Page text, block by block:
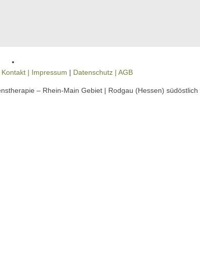
Kontakt | Impressum | Datenschutz | AGB
– Rhein-Main Gebiet | Rodgau (Hessen)